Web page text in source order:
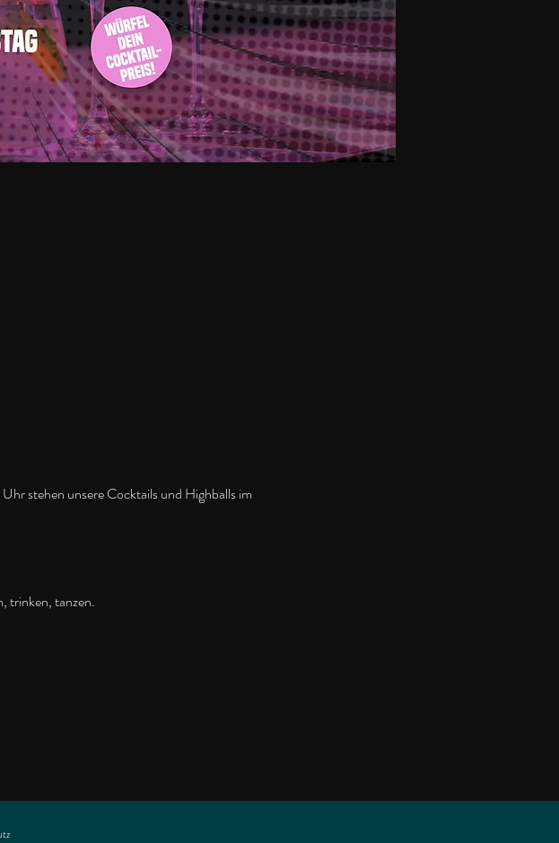
stehen unsere Cocktails und Highballs im
trinken, tanzen.